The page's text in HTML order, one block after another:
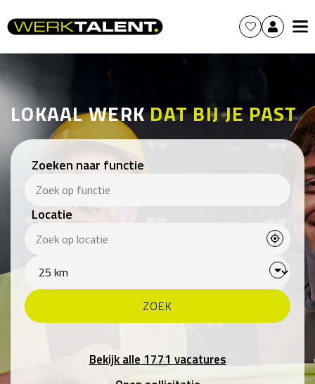
LOKAAL WERKDAT BIJ JE PAST
Zoeken naar functie
Locatie
Bekijk alle 1771 vacatures